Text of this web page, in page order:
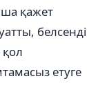
қажет
белсенді
қол
етуге